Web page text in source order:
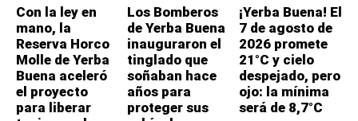
Con la ley en
mano, la
Reserva Horco
Molle de Yerba
Buena aceleró
el proyecto
para liberar
Los Bomberos
de Yerba Buena
inauguraron el
tinglado que
soñaban hace
años para
proteger sus
¡Yerba Buena! El
7 de agosto de
2026 promete
21°C y cielo
despejado, pero
ojo: la mínima
será de 8,7°C